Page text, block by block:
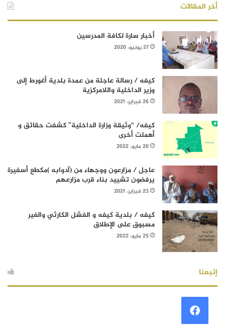
أخر المقالات
أخبار سارة لكافة المدرسين
27 يونيو، 2020
كيفه / رسالة عاجلة من عمدة بلدية أغورط إلى
وزير الداخلية واللامركزية
26 فبراير، 2021
كيفه/ “وثيقة وزارة الداخلية” كشفت حقائق و
أهملت أخرى
20 مايو، 2022
عاجل / مزارعون ووجهاء من (آدوابه )مكطع أسفيرة
يرفضون تشييد بناء قرب مزارعهم
23 فبراير، 2021
كيفه / بلدية كيفه و الفشل الكارثي والغير
مسبوق على الإطلاق
25 مايو، 2022
إتبعنا